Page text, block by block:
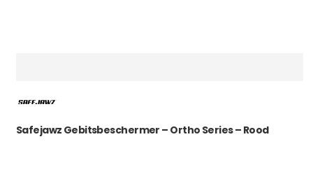
Safejawz Gebitsbeschermer – Ortho Series – Rood